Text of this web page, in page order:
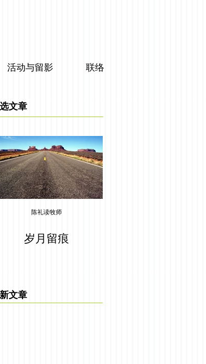
活动与留影 联络
文章
岁月留痕
陈礼读牧师
文章